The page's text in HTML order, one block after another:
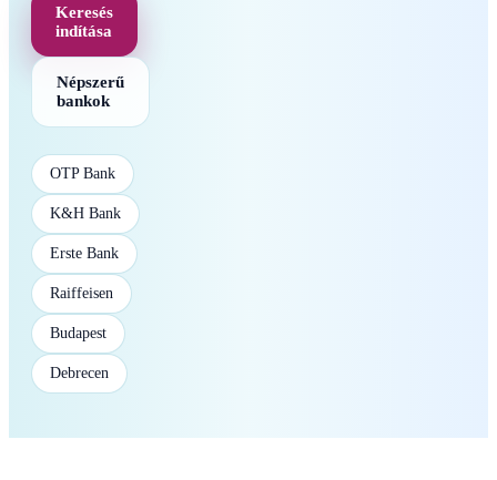
Keresés
indítása
Népszerű
bankok
OTP Bank
K&H Bank
Erste Bank
Raiffeisen
Budapest
Debrecen